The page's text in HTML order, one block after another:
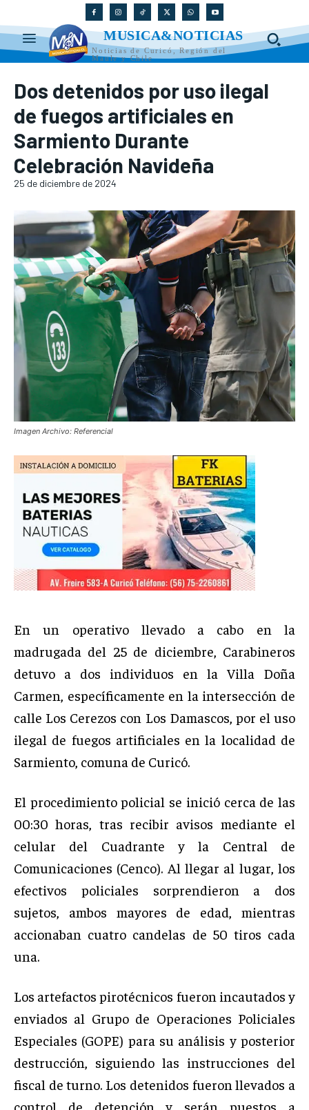
MUSICA&NOTICIAS
Noticias de Curicó, Región del
Maule y Chile
Dos detenidos por uso ilegal
de fuegos artificiales en
Sarmiento Durante
Celebración Navideña
25 de diciembre de 2024
Imagen Archivo: Referencial
En un operativo llevado a cabo en la
madrugada del 25 de diciembre, Carabineros
detuvo a dos individuos en la Villa Doña
Carmen, específicamente en la intersección de
calle Los Cerezos con Los Damascos, por el uso
ilegal de fuegos artificiales en la localidad de
Sarmiento, comuna de Curicó.
El procedimiento policial se inició cerca de las
00:30 horas, tras recibir avisos mediante el
celular del Cuadrante y la Central de
Comunicaciones (Cenco). Al llegar al lugar, los
efectivos policiales sorprendieron a dos
sujetos, ambos mayores de edad, mientras
accionaban cuatro candelas de 50 tiros cada
una.
Los artefactos pirotécnicos fueron incautados y
enviados al Grupo de Operaciones Policiales
Especiales (GOPE) para su análisis y posterior
destrucción, siguiendo las instrucciones del
fiscal de turno. Los detenidos fueron llevados a
control de detención y serán puestos a